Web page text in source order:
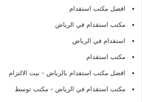
افضل مكتب استقدام
مكتب استقدام في الرياض
استقدام في الرياض
مكتب استقدام
افضل مكتب استقدام بالرياض - بيت الالتزام
مكتب استقدام في الرياض - مكتب توسط